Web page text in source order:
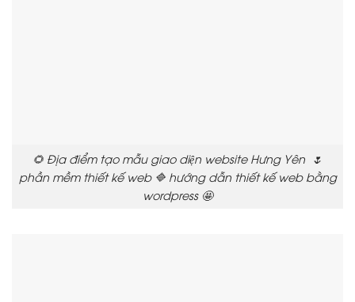
🌻 Địa điểm tạo mẫu giao diện website Hưng Yên 🌷
phần mềm thiết kế web 🔷 hướng dẫn thiết kế web bằng
wordpress 🤩